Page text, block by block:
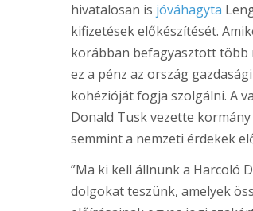
hivatalosan is jóváhagyta
kifizetések előkészítését.
korábban befagyasztott több
ez a pénz az ország
kohézióját fogja szolgálni. A
Donald Tusk vezette
semmint a nemzeti érdekek
”Ma ki kell állnunk a Harcoló
dolgokat teszünk, amelyek